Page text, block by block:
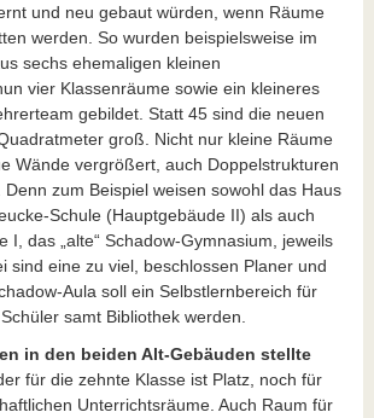
und neu gebaut würden, wenn Räume
werden. So wurden beispielsweise im
sechs ehemaligen kleinen
vier Klassenräume sowie ein kleineres
gebildet. Statt 45 sind die neuen
groß. Nicht nur kleine Räume
Wände vergrößert, auch Doppelstrukturen
zum Beispiel weisen sowohl das Haus
Schule (Hauptgebäude II) als auch
I, das „alte“ Schadow-Gymnasium, jeweils
sind eine zu viel, beschlossen Planer und
Aula soll ein Selbstlernbereich für
samt Bibliothek werden.
in den beiden Alt-Gebäuden stellte
für die zehnte Klasse ist Platz, noch für
Unterrichtsräume. Auch Raum für